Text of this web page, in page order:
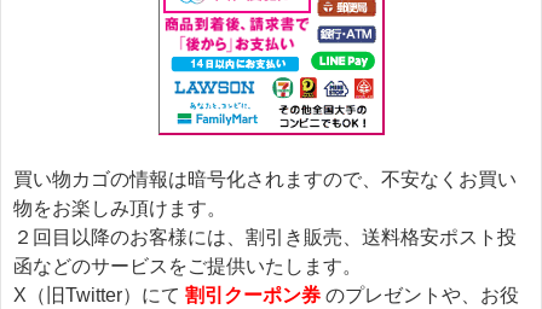
買い物カゴの情報は暗号化されますので、不安なくお買い
物をお楽しみ頂けます。
２回目以降のお客様には、割引き販売、送料格安ポスト投
函などのサービスをご提供いたします。
X（旧Twitter）にて 割引クーポン券 のプレゼントや、お役